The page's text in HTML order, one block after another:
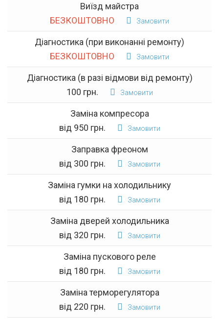
Виїзд майстра
БЕЗКОШТОВНО
Замовити
Діагностика (при виконанні ремонту)
БЕЗКОШТОВНО
Замовити
Діагностика (в разі відмови від ремонту)
100 грн.
Замовити
Заміна компресора
від 950 грн.
Замовити
Заправка фреоном
від 300 грн.
Замовити
Заміна гумки на холодильнику
від 180 грн.
Замовити
Заміна дверей холодильника
від 320 грн.
Замовити
Заміна пускового реле
від 180 грн.
Замовити
Заміна терморегулятора
від 220 грн.
Замовити